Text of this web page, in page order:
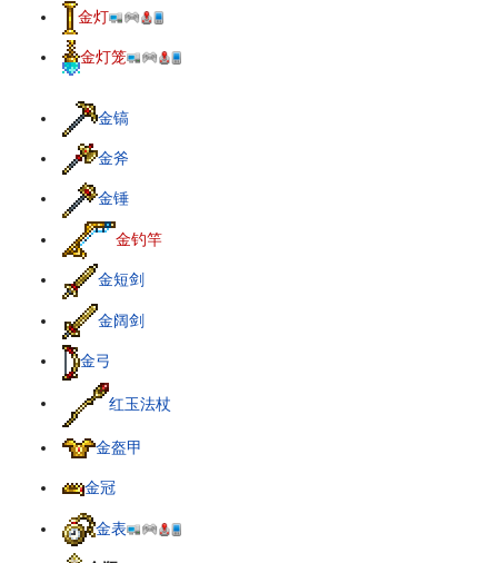
金灯
金灯笼
金镐
金斧
金锤
金钓竿
金短剑
金阔剑
金弓
红玉法杖
金盔甲
金冠
金表